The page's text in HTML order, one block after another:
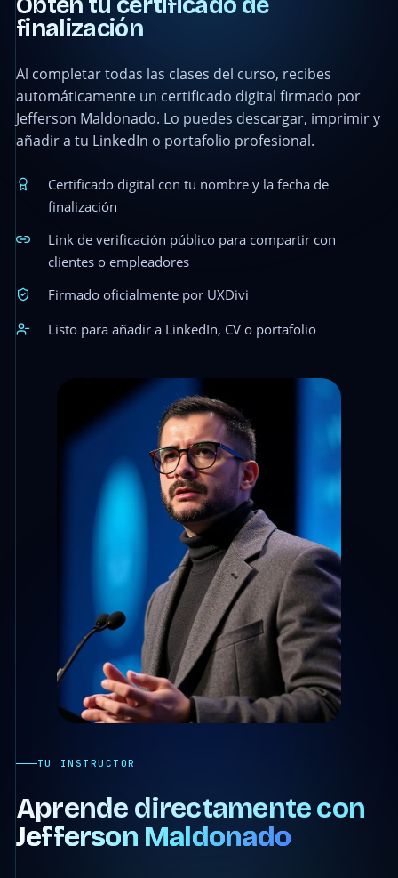
finalización
Al completar todas las clases del curso, recibes
automáticamente un certificado digital firmado por
Jefferson Maldonado. Lo puedes descargar, imprimir y
añadir a tu LinkedIn o portafolio profesional.
Certificado digital con tu nombre y la fecha de
finalización
Link de verificación público para compartir con
clientes o empleadores
Firmado oficialmente por UXDivi
Listo para añadir a LinkedIn, CV o portafolio
TU INSTRUCTOR
Aprende directamente con
Jefferson Maldonado